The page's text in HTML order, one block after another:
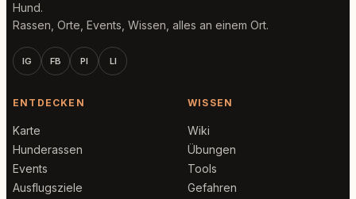
Hund.
Rassen, Orte, Events, Wissen, alles an einem Ort.
IG FB PI LI
ENTDECKEN
Karte
Hunderassen
Events
Ausflugsziele
WISSEN
Wiki
Übungen
Tools
Gefahren